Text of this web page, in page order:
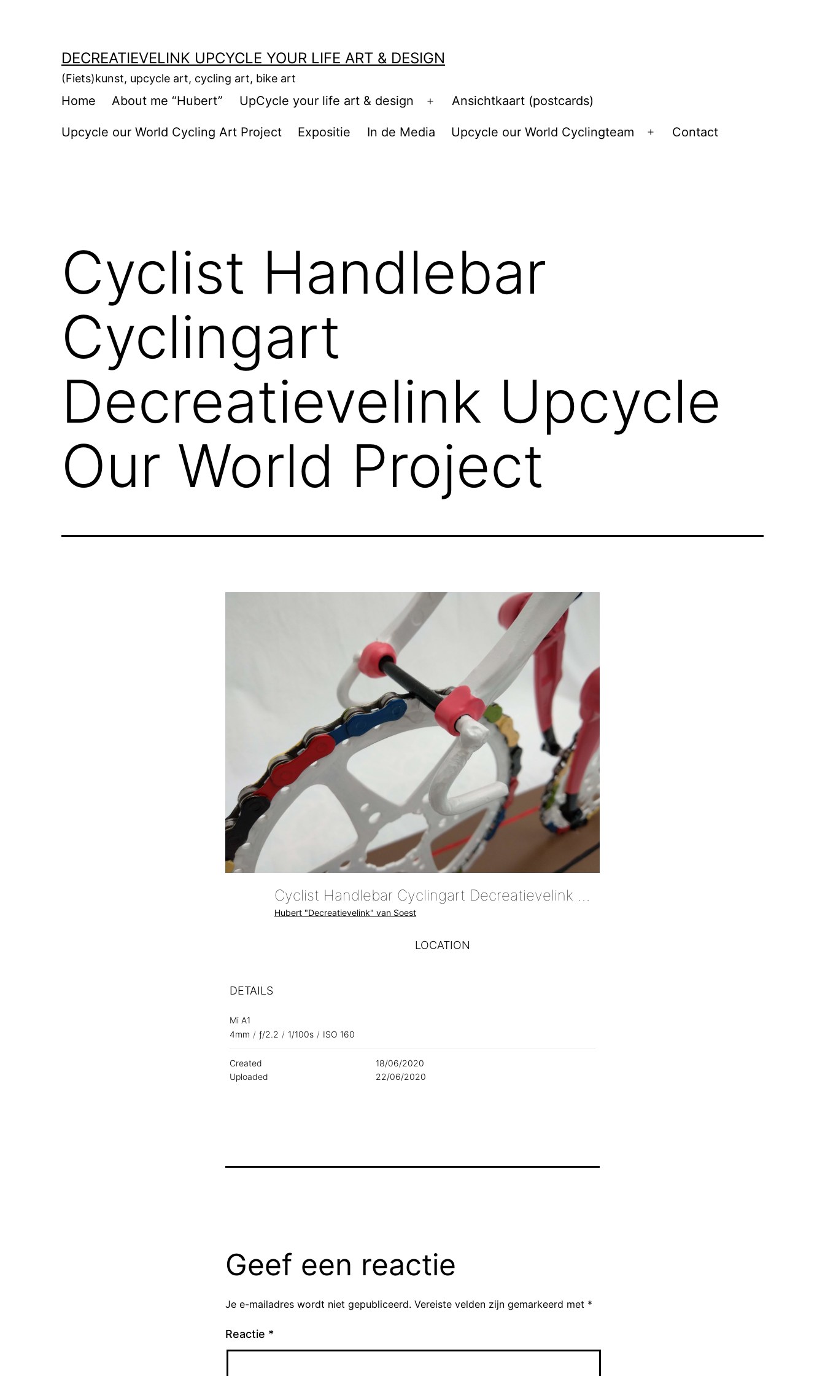
DECREATIEVELINK UPCYCLE YOUR LIFE ART & DESIGN
(Fiets)kunst, upcycle art, cycling art, bike art
Home About me “Hubert” UpCycle your life art & design
Open
menu
Ansichtkaart (postcards)
Upcycle our World Cycling Art Project Expositie In de Media Upcycle our World Cyclingteam
Open
Contact
Cyclist Handlebar
Cyclingart
Decreatievelink Upcycle
Our World Project
Cyclist Handlebar Cyclingart Decreatievelink Upcycle Our World Project
Hubert "Decreatievelink" van Soest
LOCATION
DETAILS
Mi A1
4mm / ƒ/2.2 / 1/100s / ISO 160
Created
18/06/2020
Uploaded
22/06/2020
Geef een reactie
Je e-mailadres wordt niet gepubliceerd. Vereiste velden zijn gemarkeerd met *
Reactie *